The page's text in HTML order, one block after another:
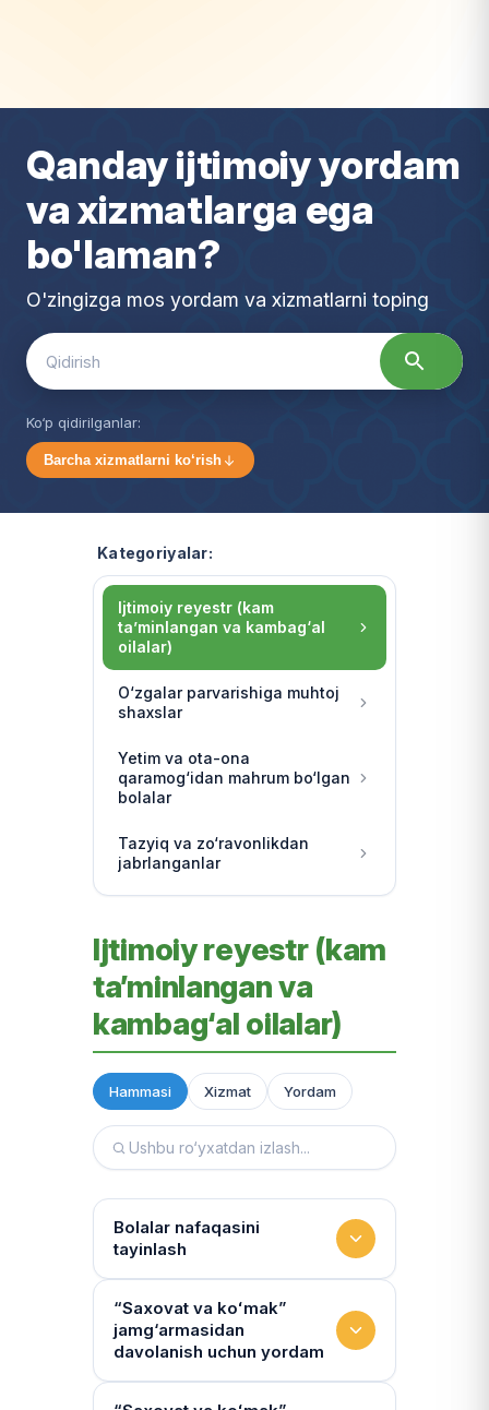
mtiy oz
Qanday ijtimoiy yordam
va xizmatlarga ega
bo'laman?
O'zingizga mos yordam va xizmatlarni toping
Search
for:
Ko‘p qidirilganlar:
Barcha xizmatlarni ko‘rish
Kategoriyalar:
Ijtimoiy reyestr (kam
ta’minlangan va kambag‘al
oilalar)
O‘zgalar parvarishiga muhtoj
shaxslar
Yetim va ota-ona
qaramog‘idan mahrum bo‘lgan
bolalar
Tazyiq va zo‘ravonlikdan
jabrlanganlar
Ijtimoiy reyestr (kam
ta’minlangan va
kambag‘al oilalar)
Hammasi Xizmat Yordam
Bolalar nafaqasini
tayinlash
To‘lov miqdori
Miqdor qonunchilik bilan belgilanadi.
“Kambag‘allik chegarasidagi oila”ga
75% yoki 50% to‘lanadi
“Saxovat va koʻmak”
jamg‘armasidan
davolanish uchun yordam